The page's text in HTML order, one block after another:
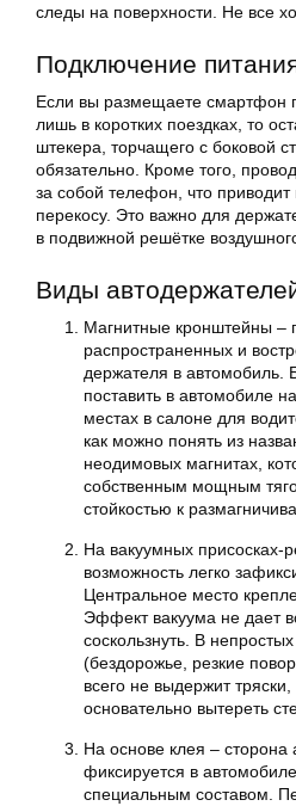
следы на поверхности. Не все
Подключение
Если вы размещаете смартфон
лишь в коротких поездках, то
штекера, торчащего с боковой
обязательно. Кроме того,
за собой телефон, что приводит
перекосу. Это важно для
в подвижной решётке
Виды
Магнитные кронштейны –
распространенных и
держателя в автомобиль.
поставить в автомобиле
местах в салоне для
как можно понять из
неодимовых магнитах,
собственным мощным
стойкостью к
На вакуумных присосках-
возможность легко
Центральное место
Эффект вакуума не дает
соскользнуть. В
(бездорожье, резкие
всего не выдержит
основательно вытереть
На основе клея – сторона
фиксируется в
специальным составом.